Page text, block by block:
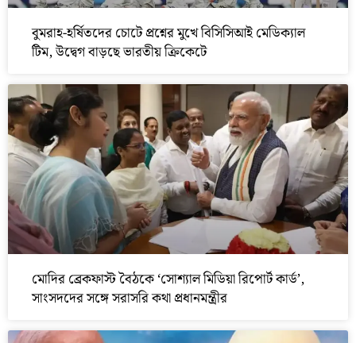
বুমরাহ-হর্ষিতদের চোটে প্রশ্নের মুখে বিসিসিআই মেডিক্যাল
টিম, উদ্বেগ বাড়ছে ভারতীয় ক্রিকেটে
মোদির ব্রেকফাস্ট বৈঠকে ‘সোশ্যাল মিডিয়া রিপোর্ট কার্ড’,
সাংসদদের সঙ্গে সরাসরি কথা প্রধানমন্ত্রীর